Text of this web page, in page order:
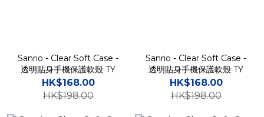
Sanrio - Clear Soft Case -
透明貼身手機保護軟殼 TY
HK$168.00
HK$198.00
Sanrio - Clear Soft Case -
透明貼身手機保護軟殼 TY
HK$168.00
HK$198.00